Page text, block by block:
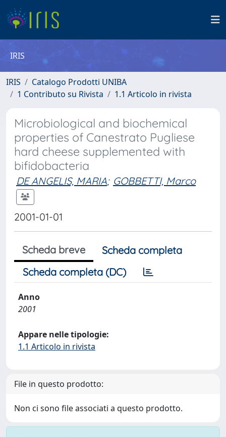
IRIS
IRIS
Catalogo Prodotti UNIBA
1 Contributo su Rivista
1.1 Articolo in rivista
Microbiological and biochemical
properties of Canestrato Pugliese
hard cheese supplemented with
bifidobacteria
DE ANGELIS, MARIA; GOBBETTI, Marco
2001-01-01
Scheda breve
Scheda completa
Scheda completa (DC)
Anno
2001
Appare nelle tipologie:
1.1 Articolo in rivista
File in questo prodotto:
Non ci sono file associati a questo prodotto.